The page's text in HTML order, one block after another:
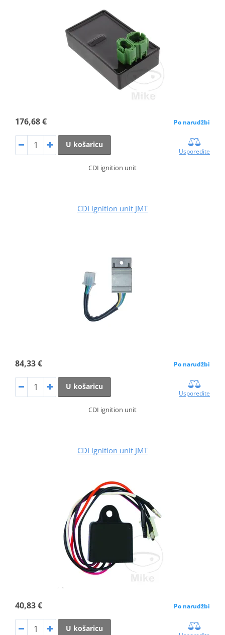
176,68 € Po narudžbi
U košaricu
Usporedite
CDI ignition unit
CDI ignition unit JMT
84,33 € Po narudžbi
U košaricu
Usporedite
CDI ignition unit
CDI ignition unit JMT
40,83 € Po narudžbi
U košaricu